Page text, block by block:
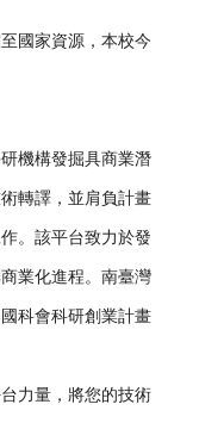
國家資源， 本校今
機構發掘具商業潛
轉譯，並肩負計畫
。 該平台致力於發
業化進程。南臺灣
科會科研創業計畫
力量，將您的技術